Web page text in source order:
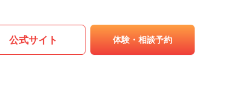
公式サイト 体験・相談予約